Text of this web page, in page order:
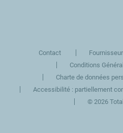
Contact
Conditions
Charte de données
Accessibilité : partiellement
©2026